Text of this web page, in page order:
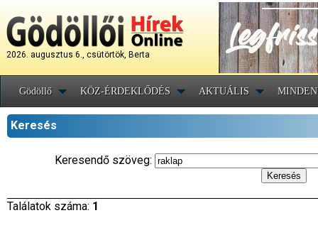
2026. augusztus 6., csütörtök, Berta
Gödöllő KÖZ-ÉRDEKLŐDÉS AKTUÁLIS
Keresés
Keresendő szöveg:
Találatok száma: 1